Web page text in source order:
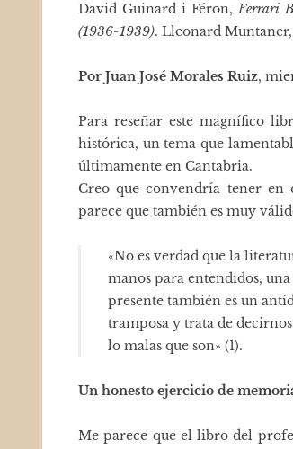
David Guinard i Féron,Ferrari
(1936-1939). Lleonard Muntaner,
Por Juan José Morales Ruiz,
Para reseñar este magnífico
histórica, un tema que
últimamente en Cantabria.
Creo que convendría tener
parece que también es muy
«No es verdad que la
manos para entendidos,
presente también es un
tramposa y trata de
lo malas que son» (1).
Un honesto ejercicio de
Me parece que el libro del